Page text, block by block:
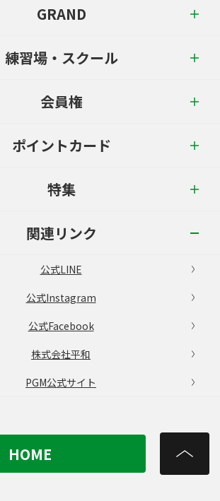
GRAND
練習場・スクール
会員権
ポイントカード
特集
関連リンク
公式LINE
公式Instagram
公式Facebook
株式会社平和
PGM公式サイト
HOME